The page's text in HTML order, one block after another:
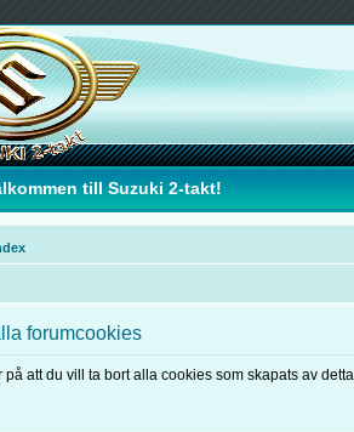
till Suzuki 2-takt!
forumcookies
på att du vill ta bort alla cookies som skapats av